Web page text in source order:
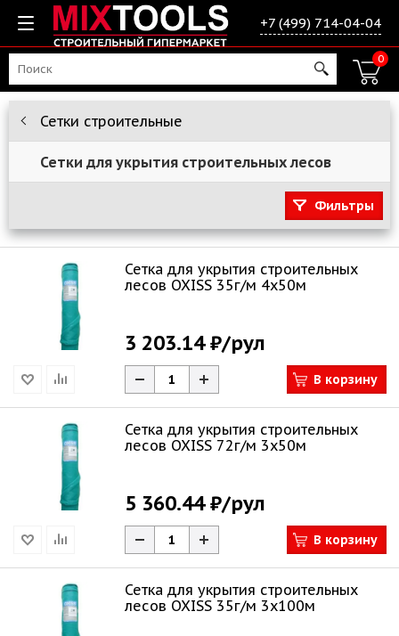
+7 (499) 714-04-04
0
Сетки строительные
Сетки для укрытия строительных лесов
Фильтры
Сетка для укрытия строительных
лесов OXISS 35г/м 4х50м
3 203.14 ₽/рул
В корзину
Сетка для укрытия строительных
лесов OXISS 72г/м 3х50м
5 360.44 ₽/рул
В корзину
Сетка для укрытия строительных
лесов OXISS 35г/м 3х100м